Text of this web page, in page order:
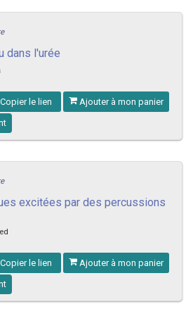
dans l'urée
Copier le lien Ajouter à mon panier
excitées par des percussions
Copier le lien Ajouter à mon panier